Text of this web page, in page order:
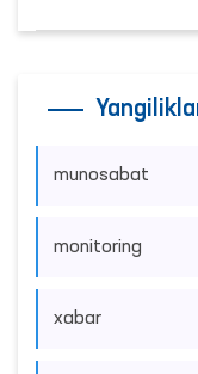
munosabat
monitoring
xabar